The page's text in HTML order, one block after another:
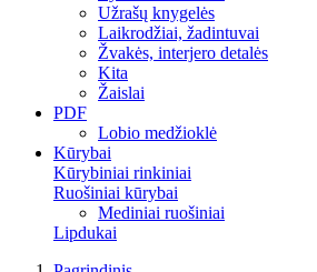
Užrašų knygelės
Laikrodžiai, žadintuvai
Žvakės, interjero detalės
Kita
Žaislai
PDF
Lobio medžioklė
Kūrybai
Kūrybiniai rinkiniai
Ruošiniai kūrybai
Mediniai ruošiniai
Lipdukai